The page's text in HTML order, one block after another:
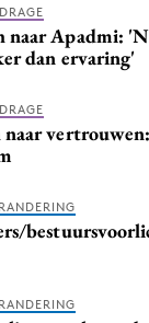
naar Apadmi:
dan ervaring'